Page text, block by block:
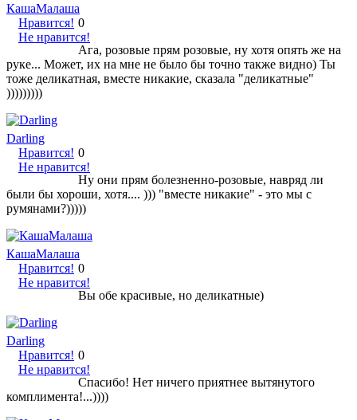
КашаМалаша
Нравится!
Не нравится!
0
Ага, розовые прям розовые, ну хотя опять же на
руке... Может, их на мне не было бы точно также видно) Ты
тоже деликатная, вместе никакие, сказала "деликатные"
)))))))))
Darling
Нравится!
Не нравится!
0
Ну они прям болезненно-розовые, навряд ли
были бы хороши, хотя.... ))) "вместе никакие" - это мы с
румянами?)))))
КашаМалаша
Нравится!
Не нравится!
0
Вы обе красивые, но деликатные)
Darling
Нравится!
Не нравится!
0
Спасибо! Нет ничего приятнее вытянутого
комплимента!...))))